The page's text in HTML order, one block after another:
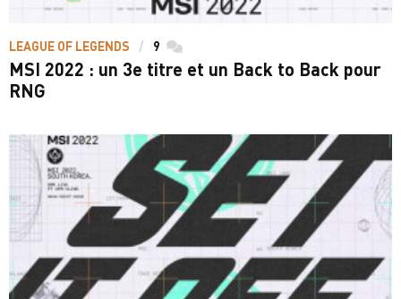
LEAGUE OF LEGENDS 9 commentaires
MSI 2022 : un 3e titre et un Back to Back pour
RNG